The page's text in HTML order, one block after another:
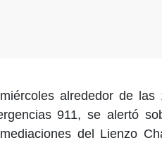
alrededor de las
911, se alertó
del Lienzo